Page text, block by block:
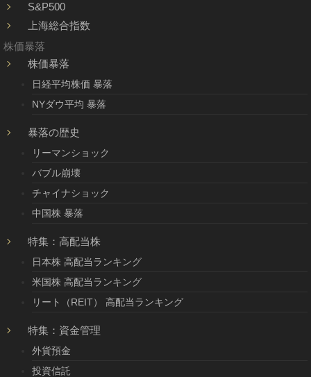
S&P500
上海総合指数
株価暴落
株価暴落
日経平均株価 暴落
NYダウ平均 暴落
暴落の歴史
リーマンショック
バブル崩壊
チャイナショック
中国株 暴落
特集：高配当株
日本株 高配当ランキング
米国株 高配当ランキング
リート（REIT） 高配当ランキング
特集：資金管理
外貨預金
投資信託